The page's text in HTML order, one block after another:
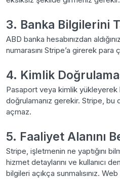
3. Banka Bilgilerini
ABD banka hesabınızdan
numarasını Stripe’a girerek para
4. Kimlik
Pasaport veya kimlik yükleyerek
doğrulamanız gerekir. Stripe, bu
açmaz.
5. Faaliyet Alanını
Stripe, işletmenin ne yaptığını
hizmet detaylarını ve kullanıcı
bilgileri açıkça sunmalısınız.